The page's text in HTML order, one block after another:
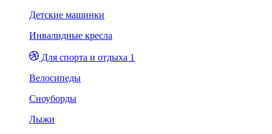
Детские машинки
Инвалидные кресла
Для спорта и отдыха 1
Велосипеды
Сноуборды
Лыжи